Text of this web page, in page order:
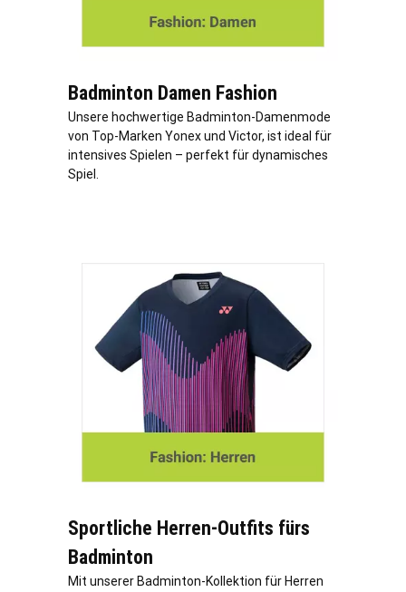
Badminton Damen Fashion
Unsere hochwertige Badminton-Damenmode
von Top-Marken Yonex und Victor, ist ideal für
intensives Spielen – perfekt für dynamisches
Spiel.
Sportliche Herren-Outfits fürs
Badminton
Mit unserer Badminton-Kollektion für Herren